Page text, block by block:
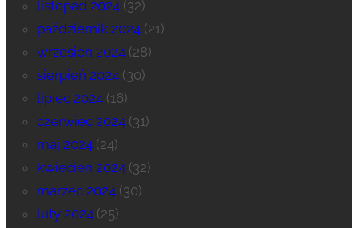
listopad 2024(32)
październik 2024(21)
wrzesień 2024(28)
sierpień 2024(30)
lipiec 2024(16)
czerwiec 2024(31)
maj 2024(24)
kwiecień 2024(32)
marzec 2024(30)
luty 2024(25)